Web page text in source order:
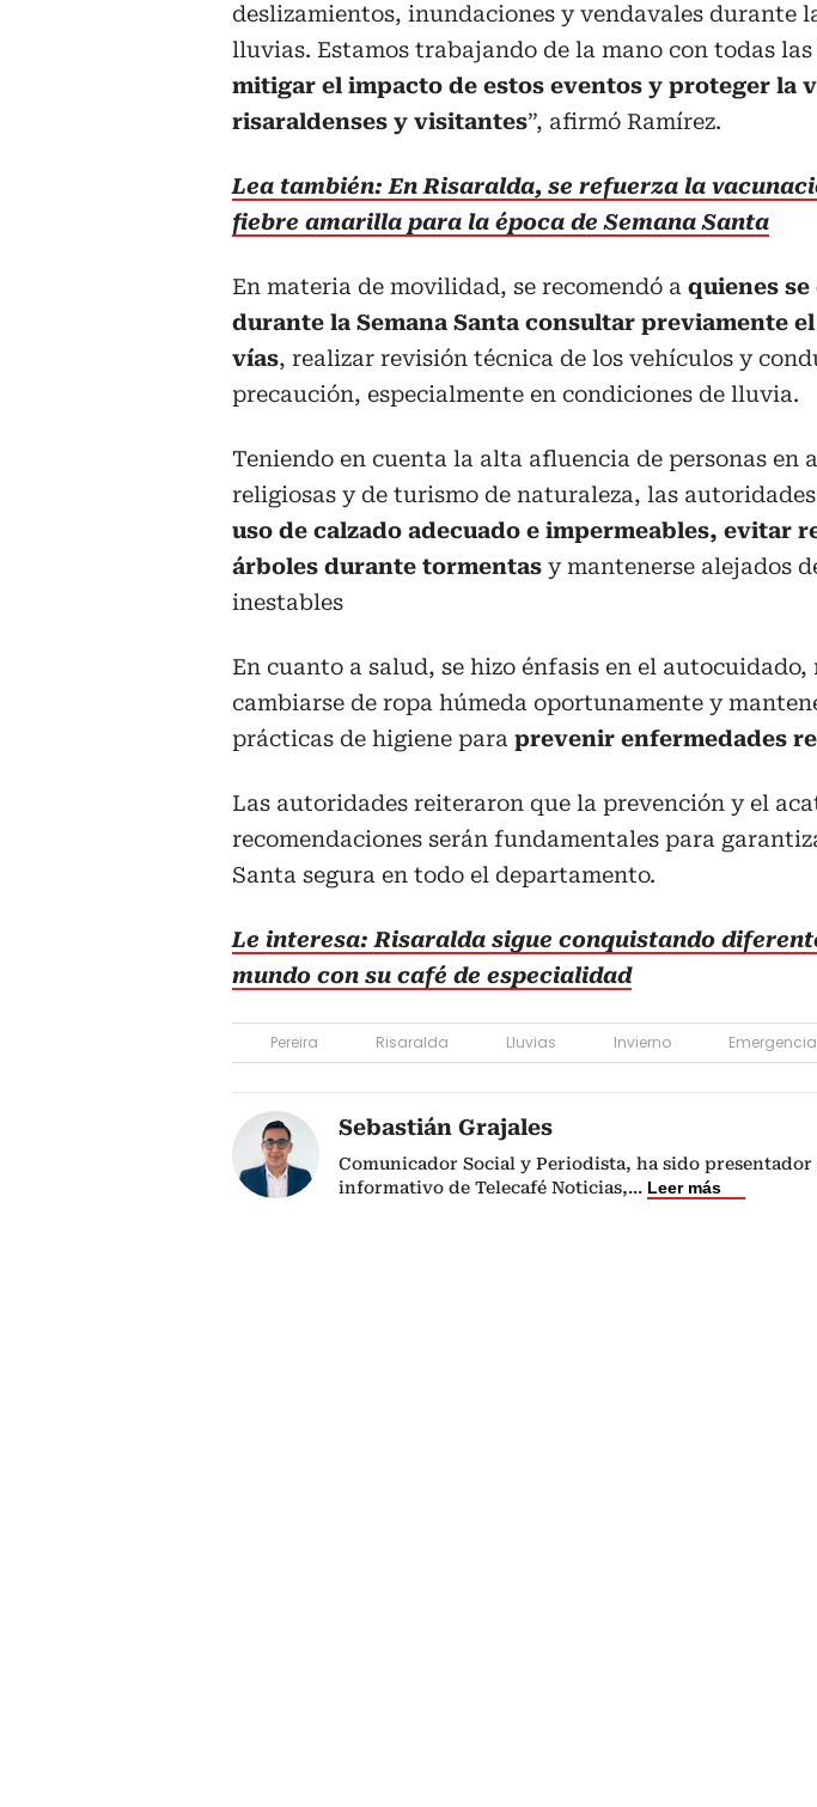
deslizamientos, inundaciones y vendavales durante
lluvias. Estamos trabajando de la mano con todas
mitigar el impacto de estos eventos y proteger la
risaraldenses y visitantes”, afirmó Ramírez.
Lea también: En Risaralda, se refuerza la
fiebre amarilla para la época de Semana Santa
En materia de movilidad, se recomendó a quienes
durante la Semana Santa consultar previamente
vías, realizar revisión técnica de los vehículos y
precaución, especialmente en condiciones de lluvia.
Teniendo en cuenta la alta afluencia de personas en
religiosas y de turismo de naturaleza, las
uso de calzado adecuado e impermeables, evitar
árboles durante tormentas y mantenerse alejados
inestables
En cuanto a salud, se hizo énfasis en el autocuidado,
cambiarse de ropa húmeda oportunamente y
prácticas de higiene para prevenir enfermedades
Las autoridades reiteraron que la prevención y el
recomendaciones serán fundamentales para
Santa segura en todo el departamento.
Le interesa: Risaralda sigue conquistando
mundo con su café de especialidad
Pereira Risaralda Lluvias Invierno
Sebastián Grajales
Comunicador Social y Periodista, ha sido
informativo de Telecafé Noticias,... Leer más